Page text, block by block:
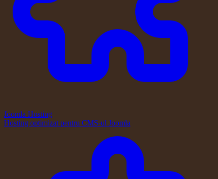
Joomla Hosting
Hosting optimizat pentru CMS-ul Joomla